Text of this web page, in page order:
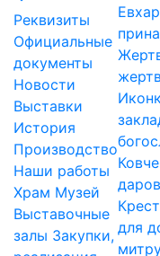
Реквизиты
Официальные
документы
Новости
Выставки
История
Производство
Наши работы
Храм Музей
Выставочные
залы Закупки,
даров
для